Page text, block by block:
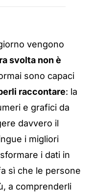
vengono
svolta non è
sono capaci
raccontare: la
e grafici da
davvero il
i migliori
i dati in
sì che le persone
a comprenderli